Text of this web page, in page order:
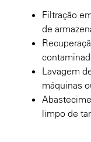
Filtração
de
Lavagem
máquinas
limpo de